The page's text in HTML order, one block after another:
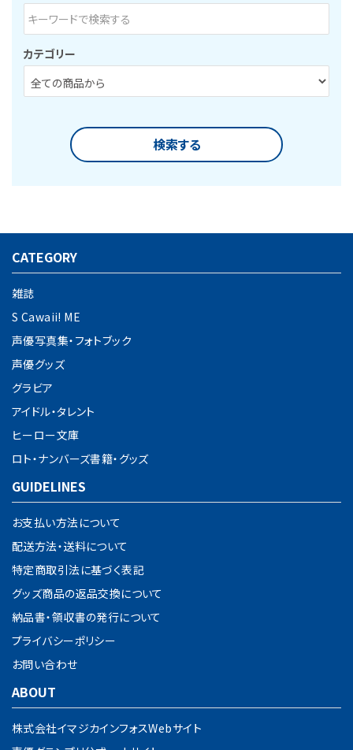
カテゴリー
検索する
キーワード
CATEGORY
雑誌
S Cawaii! ME
声優写真集・フォトブック
声優グッズ
グラビア
アイドル・タレント
ヒーロー文庫
ロト・ナンバーズ書籍・グッズ
GUIDELINES
お支払い方法について
配送方法・送料について
特定商取引法に基づく表記
グッズ商品の返品交換について
納品書・領収書の発行について
プライバシーポリシー
お問い合わせ
ABOUT
株式会社イマジカインフォスWebサイト